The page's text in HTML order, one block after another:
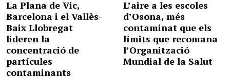
La Plana de Vic,
Barcelona i el Vallès-
Baix Llobregat
lideren la
concentració de
partícules
contaminants
L’aire a les escoles
d’Osona, més
contaminat que els
límits que recomana
l’Organització
Mundial de la Salut